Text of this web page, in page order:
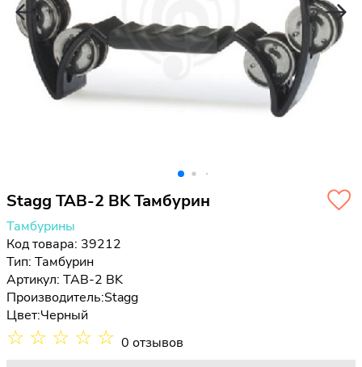
Stagg TAB-2 BK Тамбурин
Тамбурины
Код товара: 39212
Тип: Тамбурин
Артикул: TAB-2 BK
Производитель:Stagg
Цвет:Черный
☆ ☆ ☆ ☆ ☆ 0 отзывов